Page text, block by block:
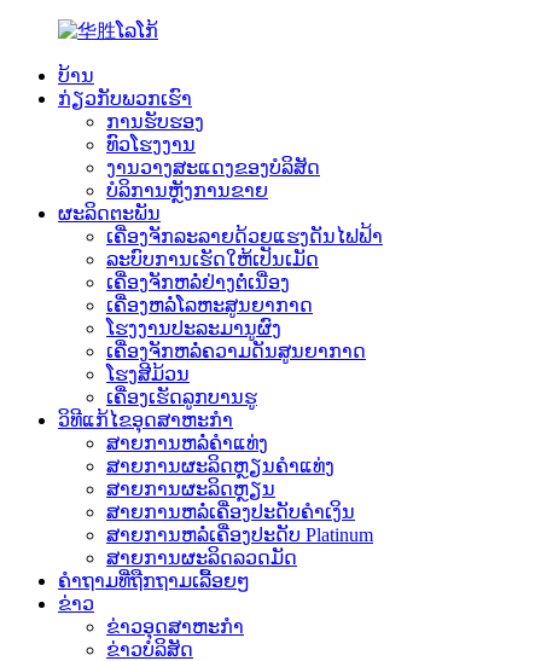
ບ້ານ
ກ່ຽວກັບພວກເຮົາ
ການຮັບຮອງ
ທົວໂຮງງານ
ງານວາງສະແດງຂອງບໍລິສັດ
ບໍລິການຫຼັງການຂາຍ
ຜະລິດຕະພັນ
ເຄື່ອງຈັກລະລາຍດ້ວຍແຮງດັນໄຟຟ້າ
ລະບົບການເຮັດໃຫ້ເປັນເມັດ
ເຄື່ອງຈັກຫລໍ່ຢ່າງຕໍ່ເນື່ອງ
ເຄື່ອງຫລໍ່ໂລຫະສູນຍາກາດ
ໂຮງງານປະລະມານູຜົງ
ເຄື່ອງຈັກຫລໍ່ຄວາມດັນສູນຍາກາດ
ໂຮງສີມ້ວນ
ເຄື່ອງເຮັດລູກບານຮູ
ວິທີແກ້ໄຂອຸດສາຫະກໍາ
ສາຍການຫລໍ່ຄຳແທ່ງ
ສາຍການຜະລິດຫຼຽນຄຳແທ່ງ
ສາຍການຜະລິດຫຼຽນ
ສາຍການຫລໍ່ເຄື່ອງປະດັບຄຳເງິນ
ສາຍການຫລໍ່ເຄື່ອງປະດັບ Platinum
ສາຍການຜະລິດລວດມັດ
ຄຳຖາມທີ່ຖືກຖາມເລື້ອຍໆ
ຂ່າວ
ຂ່າວອຸດສາຫະກຳ
ຂ່າວບໍລິສັດ